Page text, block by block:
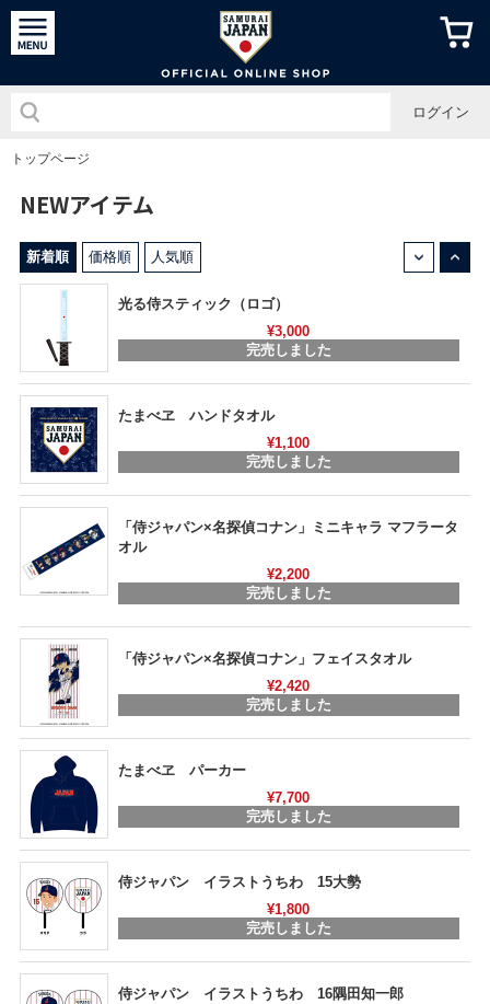
侍ジャパ
ログイン
トップページ
NEWアイテム
新着順 価格順 人気順
光る侍スティック（ロゴ）
¥3,000
完売しました
たまべヱ ハンドタオル
¥1,100
完売しました
「侍ジャパン×名探偵コナン」ミニキャラ マフラータ
オル
¥2,200
完売しました
「侍ジャパン×名探偵コナン」フェイスタオル
¥2,420
完売しました
たまべヱ パーカー
¥7,700
完売しました
侍ジャパン イラストうちわ 15大勢
¥1,800
完売しました
侍ジャパン イラストうちわ 16隅田知一郎